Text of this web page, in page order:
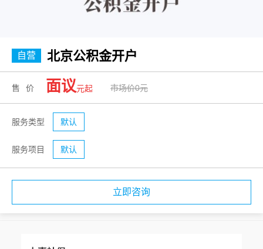
自营 北京公积金开户
售价 面议元起 市场价0元
服务类型 默认
服务项目 默认
立即咨询